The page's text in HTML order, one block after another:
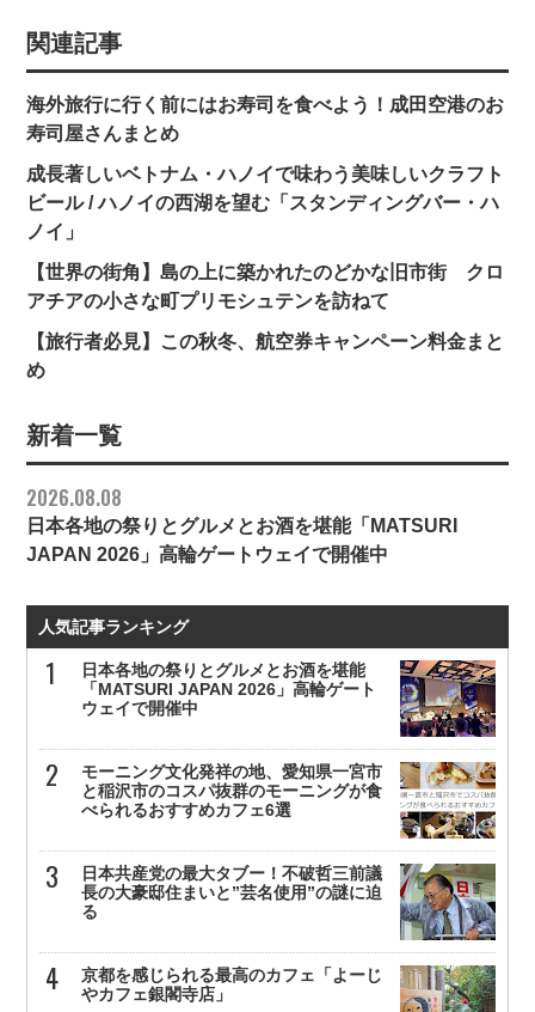
関連記事
海外旅行に行く前にはお寿司を食べよう！成田空港のお
寿司屋さんまとめ
成長著しいベトナム・ハノイで味わう美味しいクラフト
ビール / ハノイの西湖を望む「スタンディングバー・ハ
ノイ」
【世界の街角】島の上に築かれたのどかな旧市街 クロ
アチアの小さな町プリモシュテンを訪ねて
【旅行者必見】この秋冬、航空券キャンペーン料金まと
め
新着一覧
2026.08.08
日本各地の祭りとグルメとお酒を堪能「MATSURI
JAPAN 2026」高輪ゲートウェイで開催中
人気記事ランキング
日本各地の祭りとグルメとお酒を堪能
「MATSURI JAPAN 2026」高輪ゲート
ウェイで開催中
モーニング文化発祥の地、愛知県一宮市
と稲沢市のコスパ抜群のモーニングが食
べられるおすすめカフェ6選
日本共産党の最大タブー！不破哲三前議
長の大豪邸住まいと”芸名使用”の謎に迫
る
京都を感じられる最高のカフェ「よーじ
やカフェ銀閣寺店」